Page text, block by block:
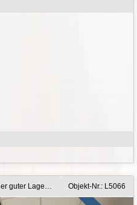
Manacor: Gutes Ladenlokal in zentraler guter Lage in Manacor zu mieten Objekt-Nr.: L5066